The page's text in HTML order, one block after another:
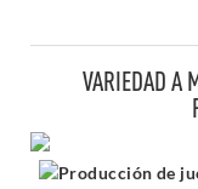
VARIEDAD A